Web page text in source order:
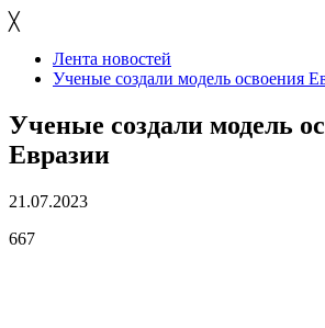
╳
Лента новостей
Ученые создали модель освоения
Ученые создали модель
Евразии
21.07.2023
667